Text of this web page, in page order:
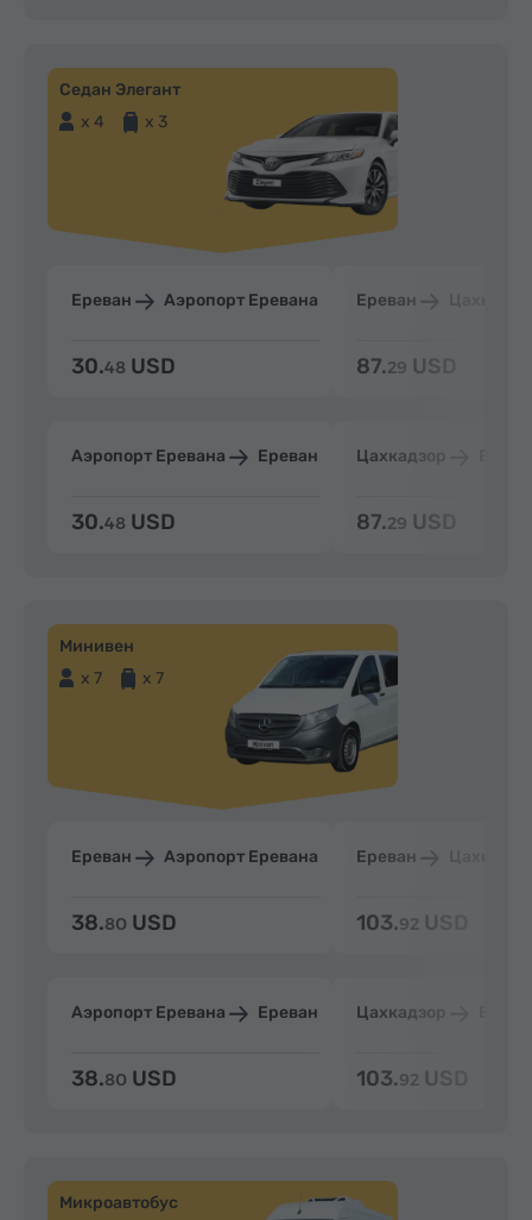
Седан Элегант
x 4
x 3
Ереван Аэропорт Еревана
30.48 USD
Аэропорт Еревана Ереван
30.48 USD
Ереван
87.29 USD
Цахкадзор
87.29 USD
Минивен
x 7
x 7
Ереван Аэропорт Еревана
38.80 USD
Аэропорт Еревана Ереван
38.80 USD
Ереван
103.92 USD
Цахкадзор
103.92 USD
Микроавтобус